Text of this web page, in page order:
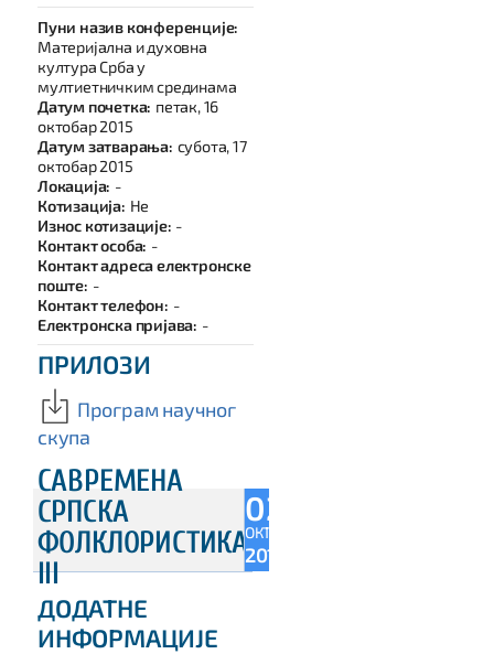
Пуни назив конференције:
Материјална и духовна
култура Срба у
мултиетничким срединама
Датум почетка: петак, 16
октобар 2015
Датум затварања: субота, 17
октобар 2015
Локација: -
Котизација: Не
Износ котизације: -
Контакт особа: -
Контакт адреса електронске
поште: -
Контакт телефон: -
Електронска пријава: -
ПРИЛОЗИ
Програм научног
скупа
САВРЕМЕНА
СРПСКА
ФОЛКЛОРИСТИКА
III
02
ОКТ
2015
ДОДАТНЕ
ИНФОРМАЦИЈЕ